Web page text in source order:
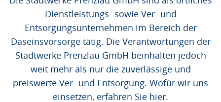
Dienstleistungs- sowie Ver- und
Entsorgungsunternehmen im Bereich der
Daseinsvorsorge tätig. Die Verantwortungen der
Stadtwerke Prenzlau GmbH beinhalten jedoch
weit mehr als nur die zuverlässige und
preiswerte Ver- und Entsorgung. Wofür wir uns
einsetzen, erfahren Sie hier.